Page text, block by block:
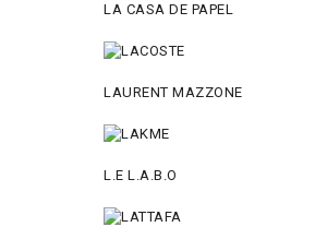
LA CASA DE PAPEL
LAURENT MAZZONE
L.E L.A.B.O